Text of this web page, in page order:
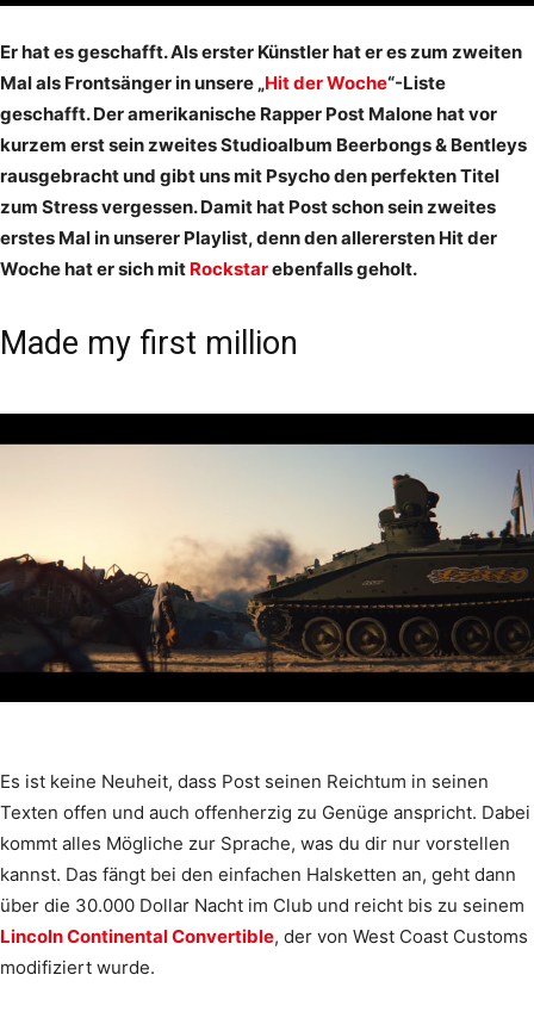
Er hat es geschafft. Als erster Künstler hat er es zum zweiten
Mal als Frontsänger in unsere „Hit der Woche“-Liste
geschafft. Der amerikanische Rapper Post Malone hat vor
kurzem erst sein zweites Studioalbum Beerbongs & Bentleys
rausgebracht und gibt uns mit Psycho den perfekten Titel
zum Stress vergessen. Damit hat Post schon sein zweites
erstes Mal in unserer Playlist, denn den allerersten Hit der
Woche hat er sich mit Rockstarebenfalls geholt.
Made my first million
Es ist keine Neuheit, dass Post seinen Reichtum in seinen
Texten offen und auch offenherzig zu Genüge anspricht. Dabei
kommt alles Mögliche zur Sprache, was du dir nur vorstellen
kannst. Das fängt bei den einfachen Halsketten an, geht dann
über die 30.000 Dollar Nacht im Club und reicht bis zu seinem
Lincoln Continental Convertible, der von West Coast Customs
modifiziert wurde.